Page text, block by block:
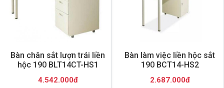
Bàn chân sắt lượn trái liền
hộc 190 BLT14CT-HS1
4.542.000đ
Bàn làm việc liền hộc sắt
190 BCT14-HS2
2.687.000đ